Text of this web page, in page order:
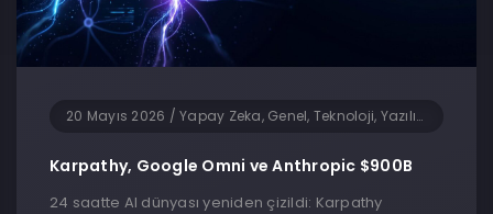
20 Mayıs 2026 / Yapay Zeka, Genel, Teknoloji, Yazılım
Karpathy, Google Omni ve Anthropic $900B
24 saatte AI dünyası yeniden çizildi: Karpathy